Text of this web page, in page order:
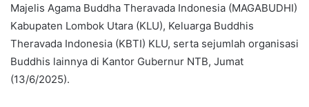
Majelis Agama Buddha Theravada Indonesia (MAGABUDHI)
Kabupaten Lombok Utara (KLU), Keluarga Buddhis
Theravada Indonesia (KBTI) KLU, serta sejumlah organisasi
Buddhis lainnya di Kantor Gubernur NTB, Jumat
(13/6/2025).